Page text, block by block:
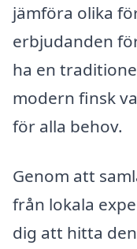
jämföra olika
erbjudanden
ha en
modern finsk
för alla behov.
Genom att
från lokala
dig att hitta